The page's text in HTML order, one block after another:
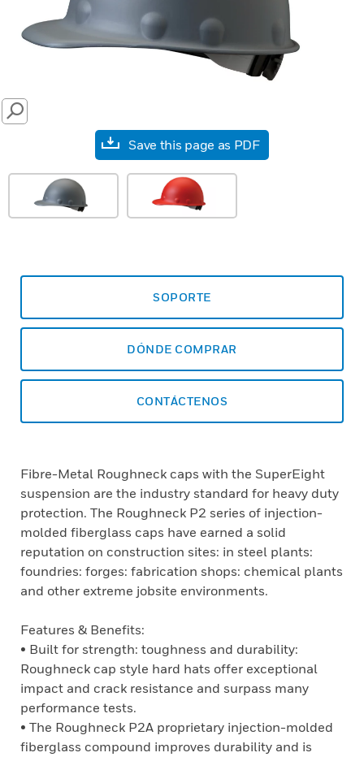
SEARCH
Save this page as PDF
SOPORTE
DÓNDE COMPRAR
CONTÁCTENOS
Fibre-Metal Roughneck caps with the SuperEight
suspension are the industry standard for heavy duty
protection. The Roughneck P2 series of injection-
molded fiberglass caps have earned a solid
reputation on construction sites: in steel plants:
foundries: forges: fabrication shops: chemical plants
and other extreme jobsite environments.
Features & Benefits:
• Built for strength: toughness and durability:
Roughneck cap style hard hats offer exceptional
impact and crack resistance and surpass many
performance tests.
• The Roughneck P2A proprietary injection-molded
fiberglass compound improves durability and is